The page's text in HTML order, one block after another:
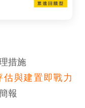
措施
估與建置即戰力
報